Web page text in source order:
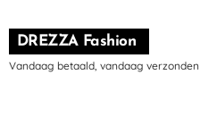
DREZZA Fashion
Vandaag betaald, vandaag verzonden